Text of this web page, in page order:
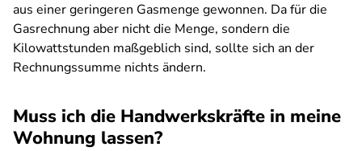
aus einer geringeren Gasmenge gewonnen. Da für die
Gasrechnung aber nicht die Menge, sondern die
Kilowattstunden maßgeblich sind, sollte sich an der
Rechnungssumme nichts ändern.
Muss ich die Handwerkskräfte in meine
Wohnung lassen?